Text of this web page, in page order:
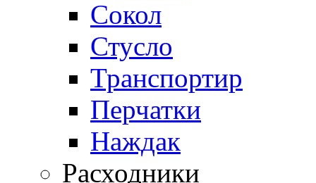
Сокол
Стусло
Транспортир
Перчатки
Наждак
Расходники